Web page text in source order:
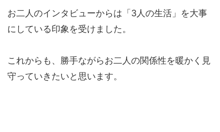
お二人のインタビューからは「3人の生活」を大事
にしている印象を受けました。
これからも、勝手ながらお二人の関係性を暖かく見
守っていきたいと思います。